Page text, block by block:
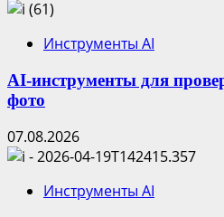
Инструменты AI
AI-инструменты для
фото
07.08.2026
Инструменты AI